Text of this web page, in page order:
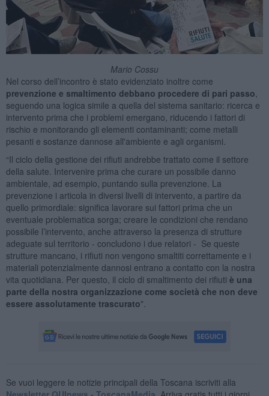
Mario Cossu
Nel corso dell’incontro è stato evidenziato inoltre come
prevenzione e smaltimento debbano procedere di pari passo
seguendo una logica simile a quella del sistema sanitario: ricerca e
intervento prima che i problemi emergano, riducendo i fattori di
rischio e monitorando gli elementi contaminanti; come metalli
pesanti e sostanze dannose all'ambiente e agli organismi.
“Il ciclo della gestione dei rifiuti andrebbe trattato come il settore
della salute. Intervenire prima che curare un possibile danno
ambientale, ad esempio, puntando sulla prevenzione. La
prevenzione i articola in diversi livelli di intervento, a partire da
quello primordiale: significa lavorare sui fattori prima che un
eventuale problematica sorga; creare le condizioni che rendano
possibile l’intervento, anche attraverso la presenza di strutture
adeguate sul territorio - concludono i due relatori - Se queste
strutture mancano, i rifiuti non vengono smaltiti correttamente e i
materiali potenzialmente dannosi entrano a contatto con la nostra
vita quotidiana. Per questo, il ciclo di smaltimento dei rifiuti è una
parte della nostra organizzazione come società che non deve
essere assolutamente trascurato".
Se vuoi leggere le notizie principali della Toscana iscriviti alla